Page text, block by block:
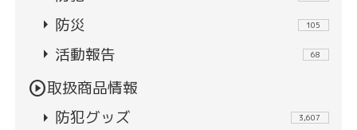
arrow_right 防災 105
arrow_right 活動報告 68
play_circle取扱商品情報
arrow_right 防犯グッズ 3,607